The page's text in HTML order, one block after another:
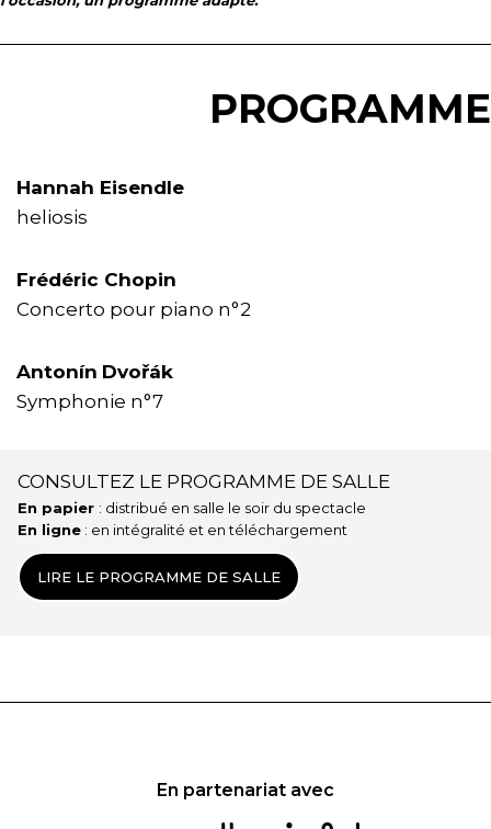
PROGRAMME
Hannah Eisendle
heliosis
Frédéric Chopin
Concerto pour piano n°2
Antonín Dvořák
Symphonie n°7
CONSULTEZ LE PROGRAMME DE SALLE
En papier : distribué en salle le soir du spectacle
En ligne : en intégralité et en téléchargement
LIRE LE PROGRAMME DE SALLE
En partenariat avec